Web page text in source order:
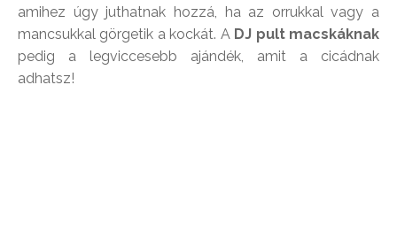
amihez úgy juthatnak hozzá, ha az orrukkal vagy a
mancsukkal görgetik a kockát. A DJ pult macskáknak
pedig a legviccesebb ajándék, amit a cicádnak
adhatsz!